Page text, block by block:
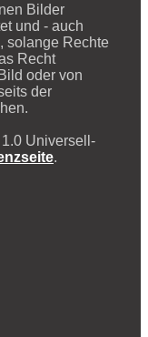
Bilder
und - auch
solange Rechte
Recht
oder von
der
Universell-
.